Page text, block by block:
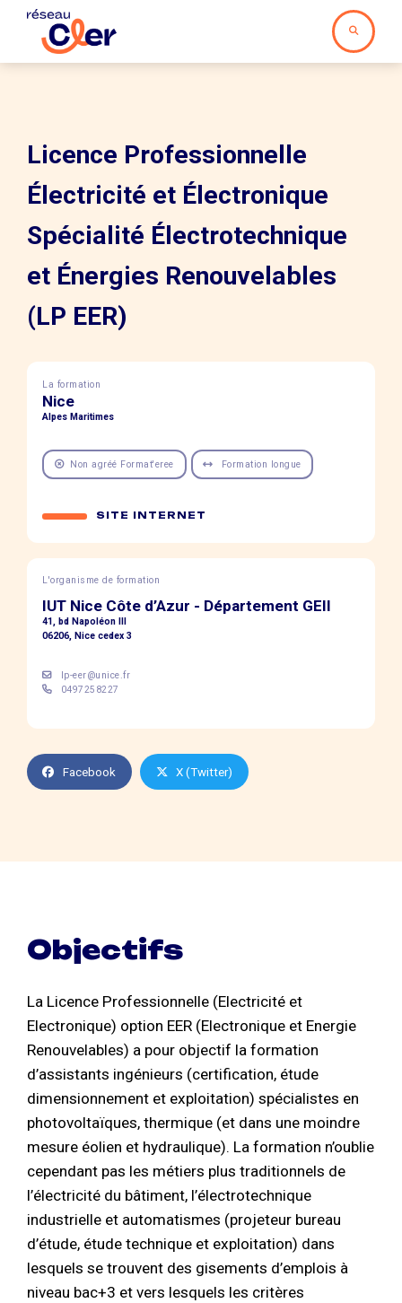
Licence Professionnelle
Électricité et Électronique
Spécialité Électrotechnique
et Énergies Renouvelables
(LP EER)
La formation
Nice
Alpes Maritimes
Non agréé Format'eree Formation longue
SITE INTERNET
L'organisme de formation
IUT Nice Côte d’Azur - Département GEII
41, bd Napoléon III
06206, Nice cedex 3
lp-eer@unice.fr
0497258227
Facebook X (Twitter)
Objectifs
La Licence Professionnelle (Electricité et
Electronique) option EER (Electronique et Energie
Renouvelables) a pour objectif la formation
d’assistants ingénieurs (certification, étude
dimensionnement et exploitation) spécialistes en
photovoltaïques, thermique (et dans une moindre
mesure éolien et hydraulique). La formation n’oublie
cependant pas les métiers plus traditionnels de
l’électricité du bâtiment, l’électrotechnique
industrielle et automatismes (projeteur bureau
d’étude, étude technique et exploitation) dans
lesquels se trouvent des gisements d’emplois à
niveau bac+3 et vers lesquels les critères